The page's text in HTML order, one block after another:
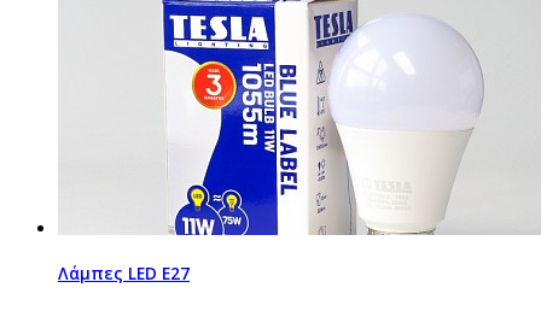
Λάμπες LED Ε27